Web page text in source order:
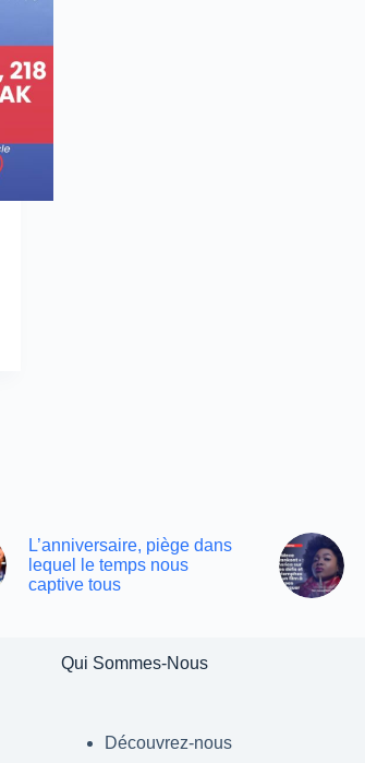
L’anniversaire, piège dans
lequel le temps nous
captive tous
Qui Sommes-Nous
Découvrez-nous